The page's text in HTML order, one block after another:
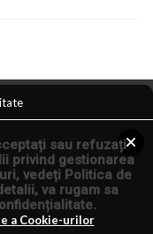
Anunturi Servicii
de Presa.
sau refuzați
privind gestionarea
vedeți Politica de
va rugam sa
.
a Cookie-urilor